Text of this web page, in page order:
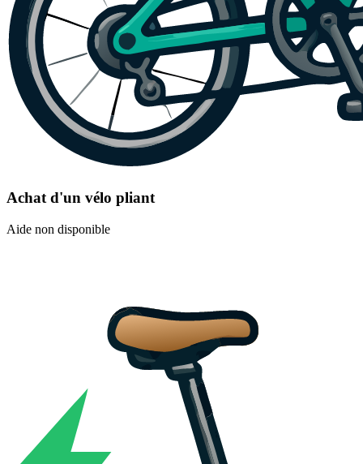
Achat d'un vélo pliant
Aide non disponible